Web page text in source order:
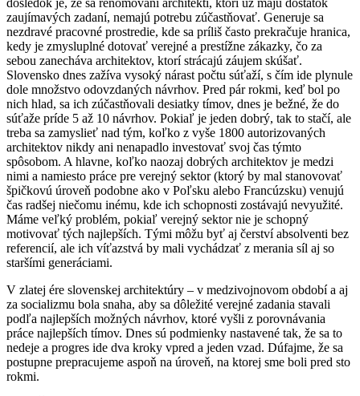
dôsledok je, že sa renomovaní architekti, ktorí už majú dostatok
zaujímavých zadaní, nemajú potrebu zúčastňovať. Generuje sa
nezdravé pracovné prostredie, kde sa príliš často prekračuje hranica,
kedy je zmysluplné dotovať verejné a prestížne zákazky, čo za
sebou zanecháva architektov, ktorí strácajú záujem skúšať.
Slovensko dnes zažíva vysoký nárast počtu súťaží, s čím ide plynule
dole množstvo odovzdaných návrhov. Pred pár rokmi, keď bol po
nich hlad, sa ich zúčastňovali desiatky tímov, dnes je bežné, že do
súťaže príde 5 až 10 návrhov. Pokiaľ je jeden dobrý, tak to stačí, ale
treba sa zamyslieť nad tým, koľko z vyše 1800 autorizovaných
architektov nikdy ani nenapadlo investovať svoj čas týmto
spôsobom. A hlavne, koľko naozaj dobrých architektov je medzi
nimi a namiesto práce pre verejný sektor (ktorý by mal stanovovať
špičkovú úroveň podobne ako v Poľsku alebo Francúzsku) venujú
čas radšej niečomu inému, kde ich schopnosti zostávajú nevyužité.
Máme veľký problém, pokiaľ verejný sektor nie je schopný
motivovať tých najlepších. Tými môžu byť aj čerství absolventi bez
referencií, ale ich víťazstvá by mali vychádzať z merania síl aj so
staršími generáciami.
V zlatej ére slovenskej architektúry – v medzivojnovom období a aj
za socializmu bola snaha, aby sa dôležité verejné zadania stavali
podľa najlepších možných návrhov, ktoré vyšli z porovnávania
práce najlepších tímov. Dnes sú podmienky nastavené tak, že sa to
nedeje a progres ide dva kroky vpred a jeden vzad. Dúfajme, že sa
postupne prepracujeme aspoň na úroveň, na ktorej sme boli pred sto
rokmi.